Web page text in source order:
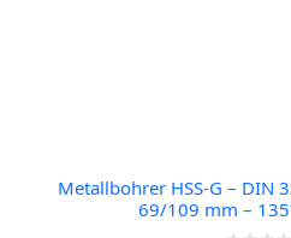
Metallbohrer HSS-G – DIN
69/109 mm –